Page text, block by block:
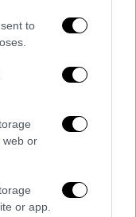
to
web or
or app.
Ευρώπη
Ιουλίου,
από
για τον
Ευζώνων
στην Πιερία,